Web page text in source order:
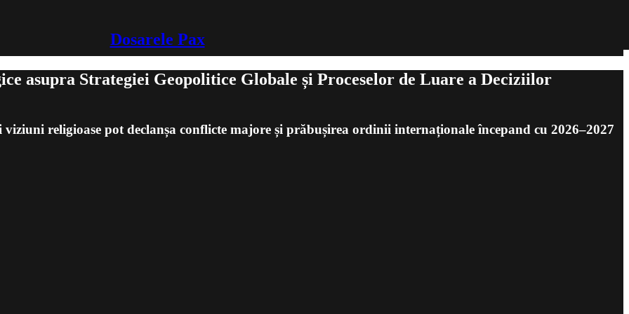
Dosarele Pax
asupra Strategiei Geopolitice Globale și Proceselor de Luare a Deciziilor
viziuni religioase pot declanșa conflicte majore și prăbușirea ordinii internaționale începand cu 2026–2027